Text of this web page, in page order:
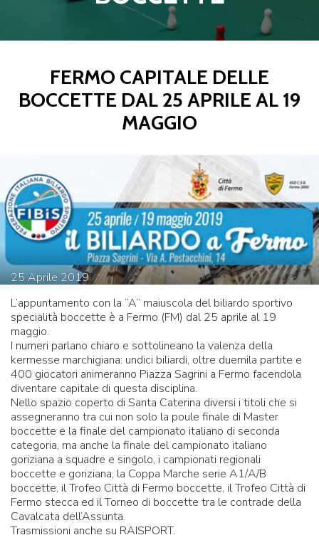
FERMO CAPITALE DELLE
BOCCETTE DAL 25 APRILE AL 19
MAGGIO
25Aprile2019
L’appuntamento con la “A” maiuscola del biliardo sportivo
specialità boccette è a Fermo (FM) dal 25 aprile al 19
maggio.
I numeri parlano chiaro e sottolineano la valenza della
kermesse marchigiana: undici biliardi, oltre duemila partite e
400 giocatori animeranno Piazza Sagrini a Fermo facendola
diventare capitale di questa disciplina.
Nello spazio coperto di Santa Caterina diversi i titoli che si
assegneranno tra cui non solo la poule finale di Master
boccette e la finale del campionato italiano di seconda
categoria, ma anche la finale del campionato italiano
goriziana a squadre e singolo, i campionati regionali
boccette e goriziana, la Coppa Marche serie A1/A/B
boccette, il Trofeo Città di Fermo boccette, il Trofeo Città di
Fermo stecca ed il Torneo di boccette tra le contrade della
Cavalcata dell’Assunta.
Trasmissioni anche su RAISPORT.